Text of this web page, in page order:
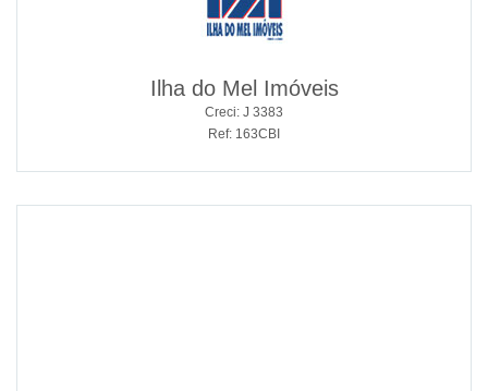
Ilha do Mel Imóveis
Creci: J 3383
Ref: 163CBI